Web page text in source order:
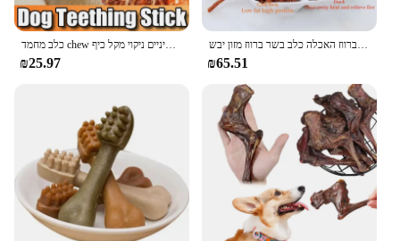
כלב מחמד chew צעצוע שיניים ניקוי מקל כיף cowhide עוף ברווז צורה אימון תגמול כלב חטיף משחק אינטראקטיבי
₪25.97
כלב חטיף כלבים מזון כלבים כלבים כלבים בשר בקר בשר ברווז האכלה כלב בשר ברווז מזון יבש
₪65.51